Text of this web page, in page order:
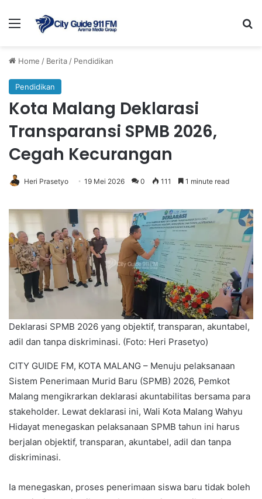
Menu
Home / Berita / Pendidikan
Pendidikan
Kota Malang Deklarasi
Transparansi SPMB 2026,
Cegah Kecurangan
Heri Prasetyo 19 Mei 2026 0 111 1 minute read
Deklarasi SPMB 2026 yang objektif, transparan, akuntabel,
adil dan tanpa diskriminasi. (Foto: Heri Prasetyo)
CITY GUIDE FM, KOTA MALANG – Menuju pelaksanaan
Sistem Penerimaan Murid Baru (SPMB) 2026, Pemkot
Malang mengikrarkan deklarasi akuntabilitas bersama para
stakeholder. Lewat deklarasi ini, Wali Kota Malang Wahyu
Hidayat menegaskan pelaksanaan SPMB tahun ini harus
berjalan objektif, transparan, akuntabel, adil dan tanpa
diskriminasi.
Ia menegaskan, proses penerimaan siswa baru tidak boleh